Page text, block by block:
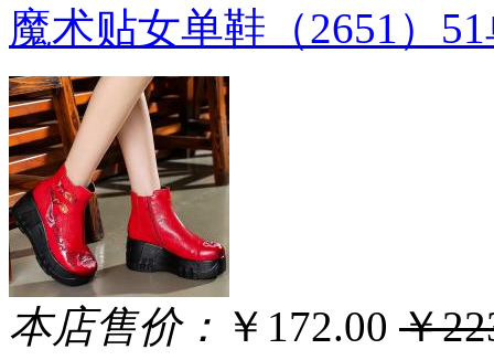
魔术贴女单鞋（2651）
本店售价： ￥172.00 ￥